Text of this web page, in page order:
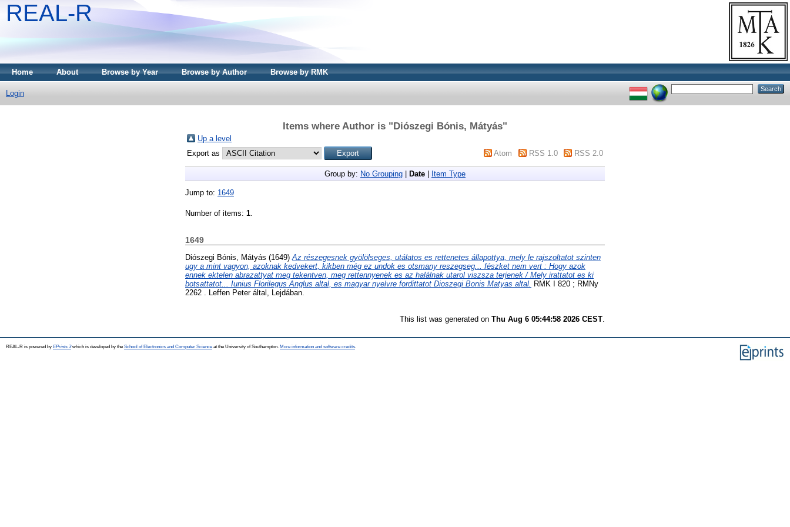
REAL-R
Home About Browse by Year Browse by Author Browse by RMK
Login
Items where Author is "Diószegi Bónis, Mátyás"
Up a level
Export as
Atom RSS 1.0 RSS 2.0
Group by: No Grouping Date Item Type
Jump to: 1649
Number of items: 1
1649
Diószegi Bónis, Mátyás (1649) Az részegesnek gyölölseges, utálatos es rettenetes állapottya, mely le rajszoltatot szinten
ugy a mint vagyon, azoknak kedvekert, kikben még ez undok es otsmany reszegseg... fészket nem vert : Hogy azok
ennek ektelen abrazattyat meg tekentven, meg rettennyenek es az halálnak utarol viszsza terjenek / Mely irattatot es ki
botsattatot... Iunius Florilegus Anglus altal, es magyar nyelvre fordittatot Dioszegi Bonis Matyas altal. RMK I 820 ; RMNy
2262 . Leffen Peter által, Lejdában.
This list was generated on Thu Aug 6 05:44:58 2026 CEST
REAL-R is powered by EPrints 3which is developed by the School of Electronics and Computer Science at the University of Southampton. More information and software credits